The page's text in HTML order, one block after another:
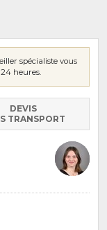
spécialiste vous
heures.
DEVIS
TRANSPORT